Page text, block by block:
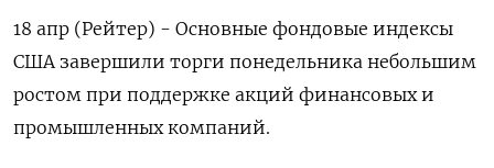
18 апр (Рейтер) - Основные фондовые индексы
США завершили торги понедельника небольшим
ростом при поддержке акций финансовых и
промышленных компаний.